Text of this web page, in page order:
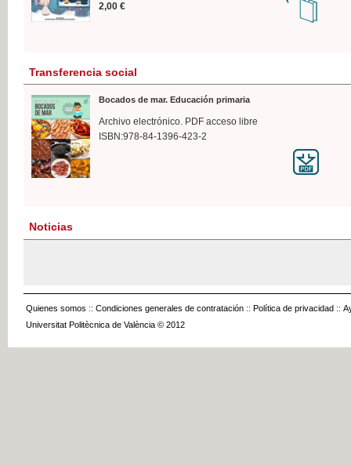
2,00 €
Transferencia social
Bocados de mar. Educación primaria
Archivo electrónico. PDF acceso libre
ISBN:978-84-1396-423-2
Noticias
Quienes somos :: Condiciones generales de contratación :: Política de privacidad ::
Universitat Politècnica de València © 2012